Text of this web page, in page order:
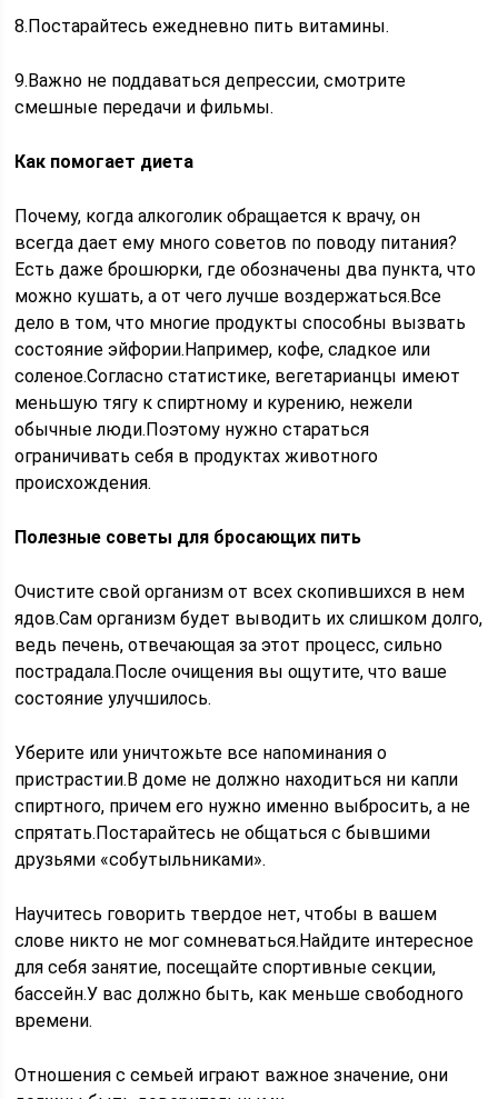
8.Постарайтесь ежедневно пить витамины.
9.Важно не поддаваться депрессии, смотрите
смешные передачи и фильмы.
Как помогает диета
Почему, когда алкоголик обращается к врачу, он
всегда дает ему много советов по поводу питания?
Есть даже брошюрки, где обозначены два пункта, что
можно кушать, а от чего лучше воздержаться.Все
дело в том, что многие продукты способны вызвать
состояние эйфории.Например, кофе, сладкое или
соленое.Согласно статистике, вегетарианцы имеют
меньшую тягу к спиртному и курению, нежели
обычные люди.Поэтому нужно стараться
ограничивать себя в продуктах животного
происхождения.
Полезные советы для бросающих пить
Очистите свой организм от всех скопившихся в нем
ядов.Сам организм будет выводить их слишком долго,
ведь печень, отвечающая за этот процесс, сильно
пострадала.После очищения вы ощутите, что ваше
состояние улучшилось.
Уберите или уничтожьте все напоминания о
пристрастии.В доме не должно находиться ни капли
спиртного, причем его нужно именно выбросить, а не
спрятать.Постарайтесь не общаться с бывшими
друзьями «собутыльниками».
Научитесь говорить твердое нет, чтобы в вашем
слове никто не мог сомневаться.Найдите интересное
для себя занятие, посещайте спортивные секции,
бассейн.У вас должно быть, как меньше свободного
времени.
Отношения с семьей играют важное значение, они